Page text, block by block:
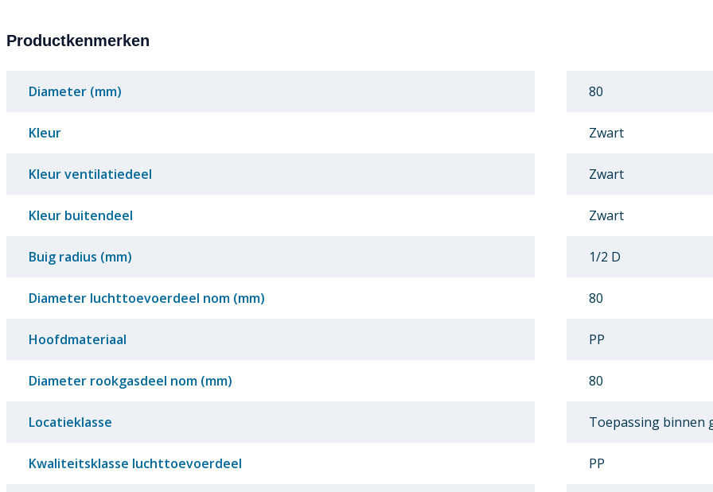
Productkenmerken
Diameter (mm) 80
Kleur Zwart
Kleur ventilatiedeel Zwart
Kleur buitendeel Zwart
Buig radius (mm) 1/2 D
Diameter luchttoevoerdeel nom (mm) 80
Hoofdmateriaal PP
Diameter rookgasdeel nom (mm) 80
Locatieklasse Toepassing binnen
Kwaliteitsklasse luchttoevoerdeel PP